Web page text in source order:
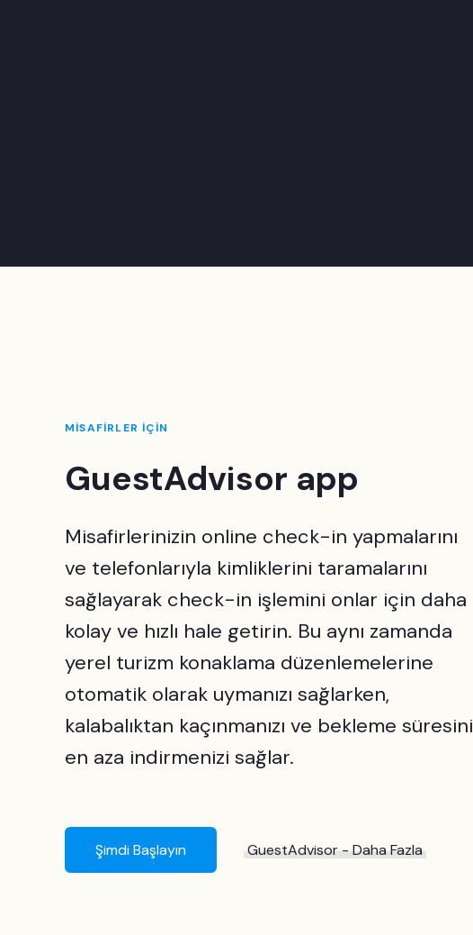
MİSAFİRLER İÇİN
GuestAdvisor app
Misafirlerinizin online check-in yapmalarını
ve telefonlarıyla kimliklerini taramalarını
sağlayarak check-in işlemini onlar için daha
kolay ve hızlı hale getirin. Bu aynı zamanda
yerel turizm konaklama düzenlemelerine
otomatik olarak uymanızı sağlarken,
kalabalıktan kaçınmanızı ve bekleme süresini
en aza indirmenizi sağlar.
Şimdi Başlayın GuestAdvisor - Daha Fazla